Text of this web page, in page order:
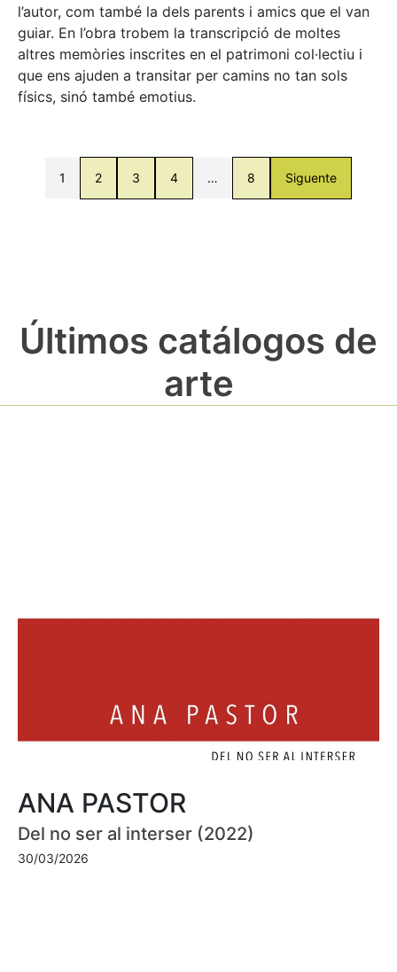
l’autor, com també la dels parents i amics que el van
guiar. En l’obra trobem la transcripció de moltes
altres memòries inscrites en el patrimoni col·lectiu i
que ens ajuden a transitar per camins no tan sols
físics, sinó també emotius.
1 2 3 4 … 8 Siguente
Últimos catálogos de
arte
ANA PASTOR
Del no ser al interser (2022)
30/03/2026